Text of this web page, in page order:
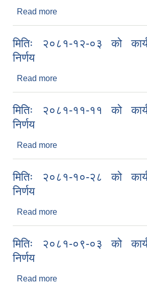
Read more
मितिः २०८१-१२-०३ को
निर्णय
Read more
मितिः २०८१-११-११ को
निर्णय
Read more
मितिः २०८१-१०-२८ को
निर्णय
Read more
मितिः २०८१-०९-०३ को
निर्णय
Read more